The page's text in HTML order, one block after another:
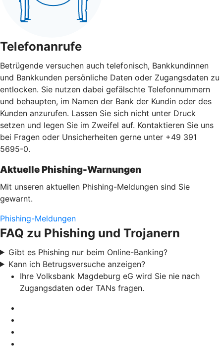
Telefonanrufe
Betrügende versuchen auch telefonisch, Bankkundinnen
und Bankkunden persönliche Daten oder Zugangsdaten zu
entlocken. Sie nutzen dabei gefälschte Telefonnummern
und behaupten, im Namen der Bank der Kundin oder des
Kunden anzurufen. Lassen Sie sich nicht unter Druck
setzen und legen Sie im Zweifel auf. Kontaktieren Sie uns
bei Fragen oder Unsicherheiten gerne unter +49 391
5695-0.
Aktuelle Phishing-Warnungen
Mit unseren aktuellen Phishing-Meldungen sind Sie
gewarnt.
Phishing-Meldungen
FAQ zu Phishing und Trojanern
Gibt es Phishing nur beim Online-Banking?
Kann ich Betrugsversuche anzeigen?
Ihre Volksbank Magdeburg eG wird Sie nie nach
Zugangsdaten oder TANs fragen.